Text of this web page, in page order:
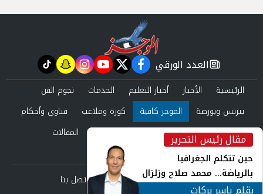
مقال رئيس التحرير
حين تتكلم الجغرافيا
بالرياضة... محمد صلاح وزلزال
الهوية في الشارع التركي
بقلم ياسر بركات
newspaper
العدد الورقي facebook
twitter
youtube
instagram
snapchat
tiktok
الرئيسية الأخبار أخبار التعليم الخدمات
نجوم الفن
بيزنس وبورصة
الموجز كافية كورة وملاعب
فتاوى وأحكام
صحة وجمال
عرب وعالم حوادث ومحاكم
المقالات
العدد الورقي
من نحن
سياسة الخصوصية اتصل بنا